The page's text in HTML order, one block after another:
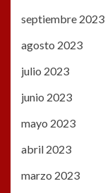
septiembre 2023
agosto 2023
julio 2023
junio 2023
mayo 2023
abril 2023
marzo 2023